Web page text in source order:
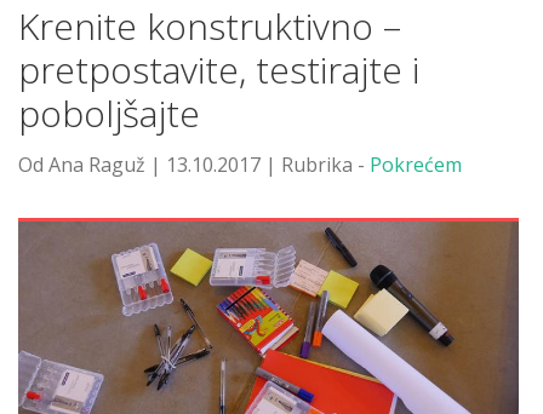
Krenite konstruktivno –
pretpostavite, testirajte i
poboljšajte
Od Ana Raguž | 13.10.2017 | Rubrika - Pokrećem